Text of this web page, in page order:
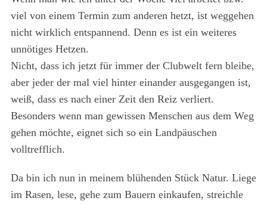
viel von einem Termin zum anderen hetzt, ist weggehen
nicht wirklich entspannend. Denn es ist ein weiteres
unnötiges Hetzen.
Nicht, dass ich jetzt für immer der Clubwelt fern bleibe,
aber jeder der mal viel hinter einander ausgegangen ist,
weiß, dass es nach einer Zeit den Reiz verliert.
Besonders wenn man gewissen Menschen aus dem Weg
gehen möchte, eignet sich so ein Landpäuschen
volltrefflich.
Da bin ich nun in meinem blühenden Stück Natur. Liege
im Rasen, lese, gehe zum Bauern einkaufen, streichle